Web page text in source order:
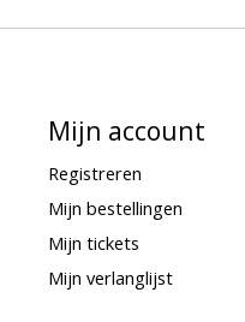
Mijn account
Registreren
Mijn bestellingen
Mijn tickets
Mijn verlanglijst